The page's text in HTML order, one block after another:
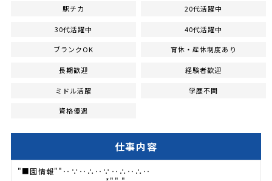
駅チカ 20代活躍中
30代活躍中 40代活躍中
ブランクOK 育休・産休制度あり
長期歓迎 経験者歓迎
ミドル活躍 学歴不問
資格優遇
仕事内容
"■園情報""‥∵‥∴‥∵‥∴‥∴‥